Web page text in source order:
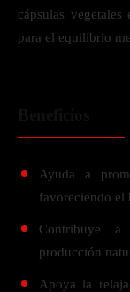
cápsulas
para el equilibrio
Ayuda a
favoreciendo el
Contribuye
producción
Apoya la